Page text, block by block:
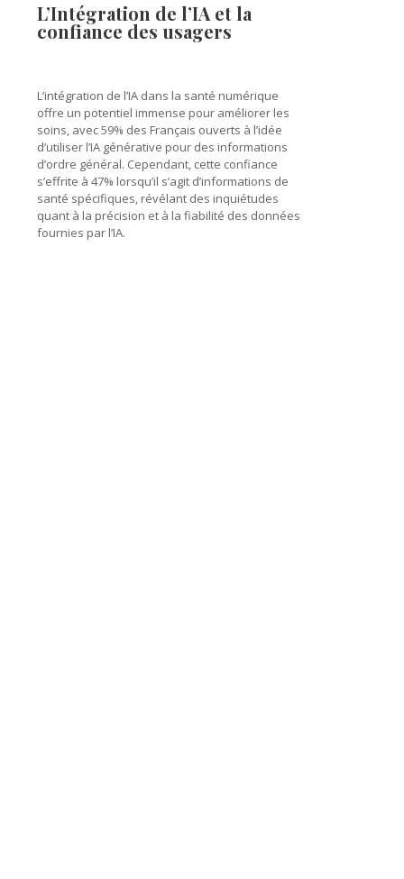
L’Intégration de l’IA et la
confiance des usagers
L’intégration de l’IA dans la santé numérique
offre un potentiel immense pour améliorer les
soins, avec 59% des Français ouverts à l’idée
d’utiliser l’IA générative pour des informations
d’ordre général. Cependant, cette confiance
s’effrite à 47% lorsqu’il s’agit d’informations de
santé spécifiques, révélant des inquiétudes
quant à la précision et à la fiabilité des données
fournies par l’IA.